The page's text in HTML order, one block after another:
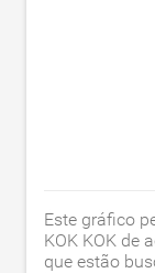
Este gráfico
KOK KOK de
que estão